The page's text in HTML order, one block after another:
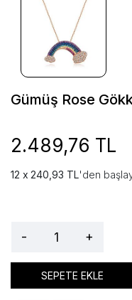
Gümüş Rose
2.489,76 TL
240,93 TL'den
- +
SEPETE EKLE